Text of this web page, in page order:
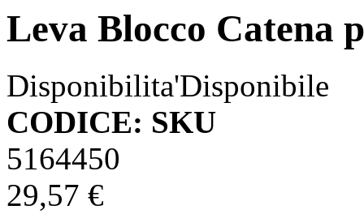
Leva Blocco Catena
Disponibilita'Disponibile
CODICE: SKU
5164450
29,57 €